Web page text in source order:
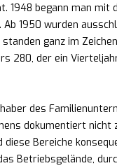
1948 begann man mit
Ab 1950 wurden
ganz im
280, der ein
des
dokumentiert nicht
Bereiche
Betriebsgelände,